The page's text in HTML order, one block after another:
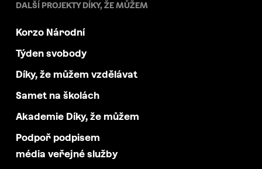
DALŠÍ PROJEKTY DÍKY, ŽE MŮŽEM
Korzo Národní
Týden svobody
Díky, že můžem vzdělávat
Samet na školách
Akademie Díky, že můžem
Podpoř podpisem
média veřejné služby